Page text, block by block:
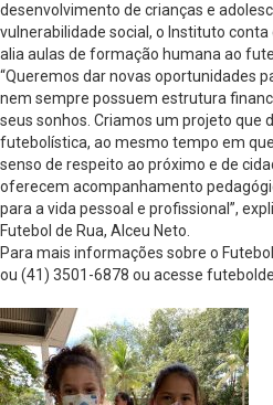
desenvolvimento de crianças e
vulnerabilidade social, o Instituto
alia aulas de formação humana ao
“Queremos dar novas oportunidades
nem sempre possuem estrutura
seus sonhos. Criamos um projeto que
futebolística, ao mesmo tempo em
senso de respeito ao próximo e de
oferecem acompanhamento
para a vida pessoal e profissional”,
Futebol de Rua, Alceu Neto.
Para mais informações sobre o
ou (41) 3501-6878 ou acesse